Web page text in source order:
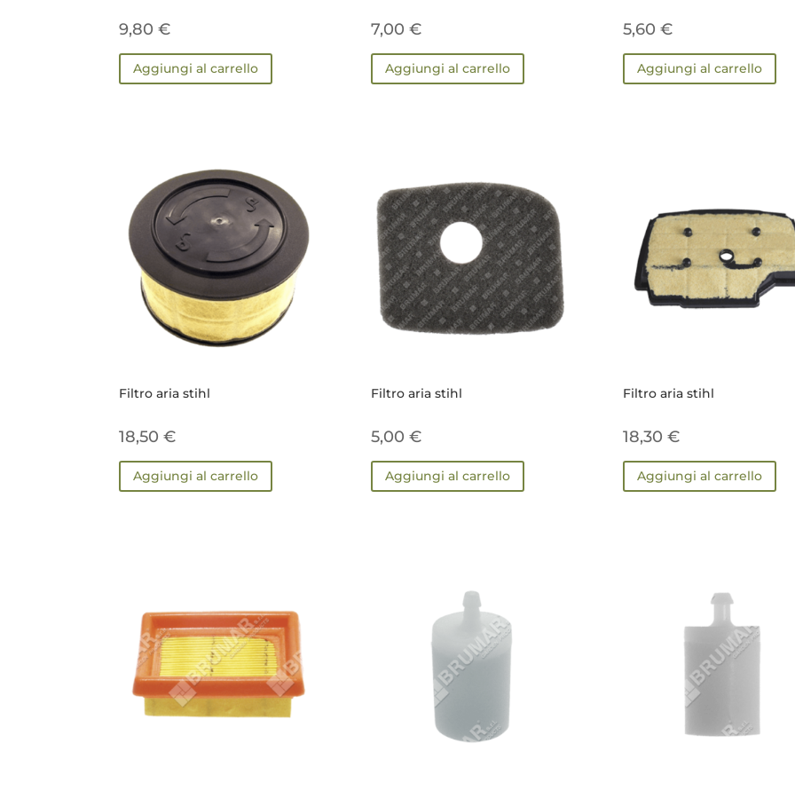
9,80€
Aggiungi al carrello
7,00 €
Aggiungi al carrello
5,60 €
Aggiungi al carrello
Filtro aria stihl
18,50€
Aggiungi al carrello
Filtro aria stihl
5,00 €
Aggiungi al carrello
Filtro aria stihl
18,30 €
Aggiungi al carrello